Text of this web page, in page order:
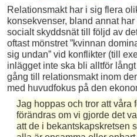
Relationsmakt har i sig flera
konsekvenser, bland annat
socialt skyddsnät till följd av
oftast mönstret ”kvinnan
sig undan” vid konflikter (till
inlägget inte ska bli alltför
gång till relationsmakt inom
med huvudfokus på den
Jag hoppas och tror att våra
förändras om vi gjorde det
att de i bekantskapskretsen